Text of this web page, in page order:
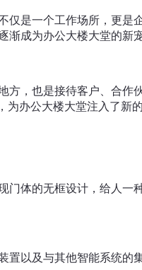
仅是一个工作场所，更
渐成为办公大楼大堂的新
方，也是接待客户、合
办公大楼大堂注入了新的
门体的无框设计，给人
置以及与其他智能系统的